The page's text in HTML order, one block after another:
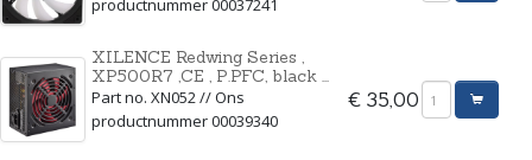
productnummer 00037241
XILENCE Redwing Series ,
XP500R7 ,CE , P.PFC, black ...
Part no. XN052 // Ons
productnummer 00039340
€ 35,00